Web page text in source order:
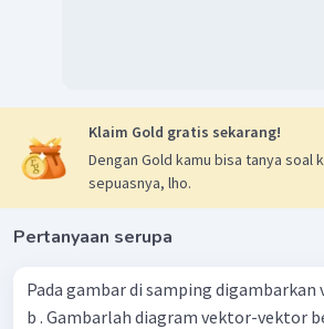
Klaim Gold gratis sekarang!
Dengan Gold kamu bisa tanya soal
sepuasnya, lho.
Pertanyaan serupa
Pada gambar di samping